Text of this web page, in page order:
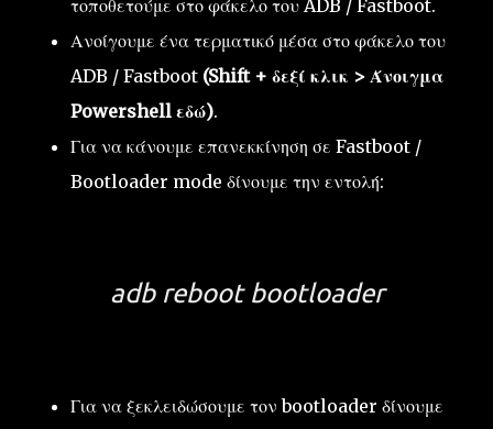
τοποθετούμε στο φάκελο του ADB / Fastboot.
Ανοίγουμε ένα τερματικό μέσα στο φάκελο του
ADB / Fastboot (Shift + δεξί κλικ > Άνοιγμα
Powershell εδώ).
Για να κάνουμε επανεκκίνηση σε Fastboot /
Bootloader mode δίνουμε την εντολή:
adb reboot bootloader
Για να ξεκλειδώσουμε τον bootloader δίνουμε